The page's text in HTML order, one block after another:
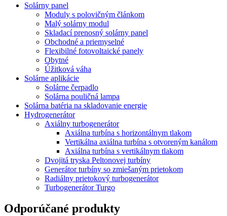
Solárny panel
Moduly s polovičným článkom
Malý solárny modul
Skladací prenosný solárny panel
Obchodné a priemyselné
Flexibilné fotovoltaické panely
Obytné
Úžitková váha
Solárne aplikácie
Solárne čerpadlo
Solárna pouličná lampa
Solárna batéria na skladovanie energie
Hydrogenerátor
Axiálny turbogenerátor
Axiálna turbína s horizontálnym tlakom
Vertikálna axiálna turbína s otvoreným kanálom
Axiálna turbína s vertikálnym tlakom
Dvojitá tryska Peltonovej turbíny
Generátor turbíny so zmiešaným prietokom
Radiálny prietokový turbogenerátor
Turbogenerátor Turgo
Odporúčané produkty